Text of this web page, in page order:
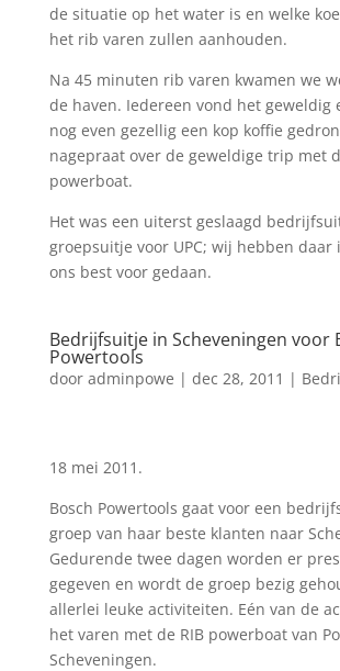
de situatie op het water is en welke
het rib varen zullen aanhouden.
Na 45 minuten rib varen kwamen we
de haven. Iedereen vond het geweldig
nog even gezellig een kop koffie
nagepraat over de geweldige trip met
powerboat.
Het was een uiterst geslaagd
groepsuitje voor UPC; wij hebben daar
ons best voor gedaan.
Bedrijfsuitje in Scheveningen voor
Powertools
door adminpowe | dec 28, 2011 |
18 mei 2011.
Bosch Powertools gaat voor een
groep van haar beste klanten naar
Gedurende twee dagen worden er
gegeven en wordt de groep bezig
allerlei leuke activiteiten. Eén van de
het varen met de RIB powerboat van
Scheveningen.